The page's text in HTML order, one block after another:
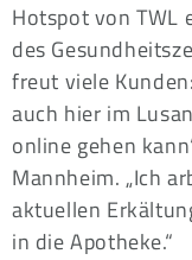
Hotspot von TWL
des
freut viele
auch hier im
online gehen
Mannheim. „Ich
aktuellen
in die Apotheke.“